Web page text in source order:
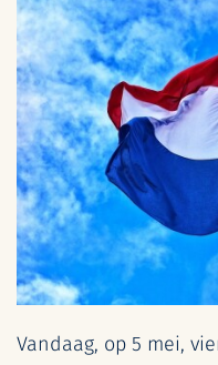
Vandaag, op 5 mei,